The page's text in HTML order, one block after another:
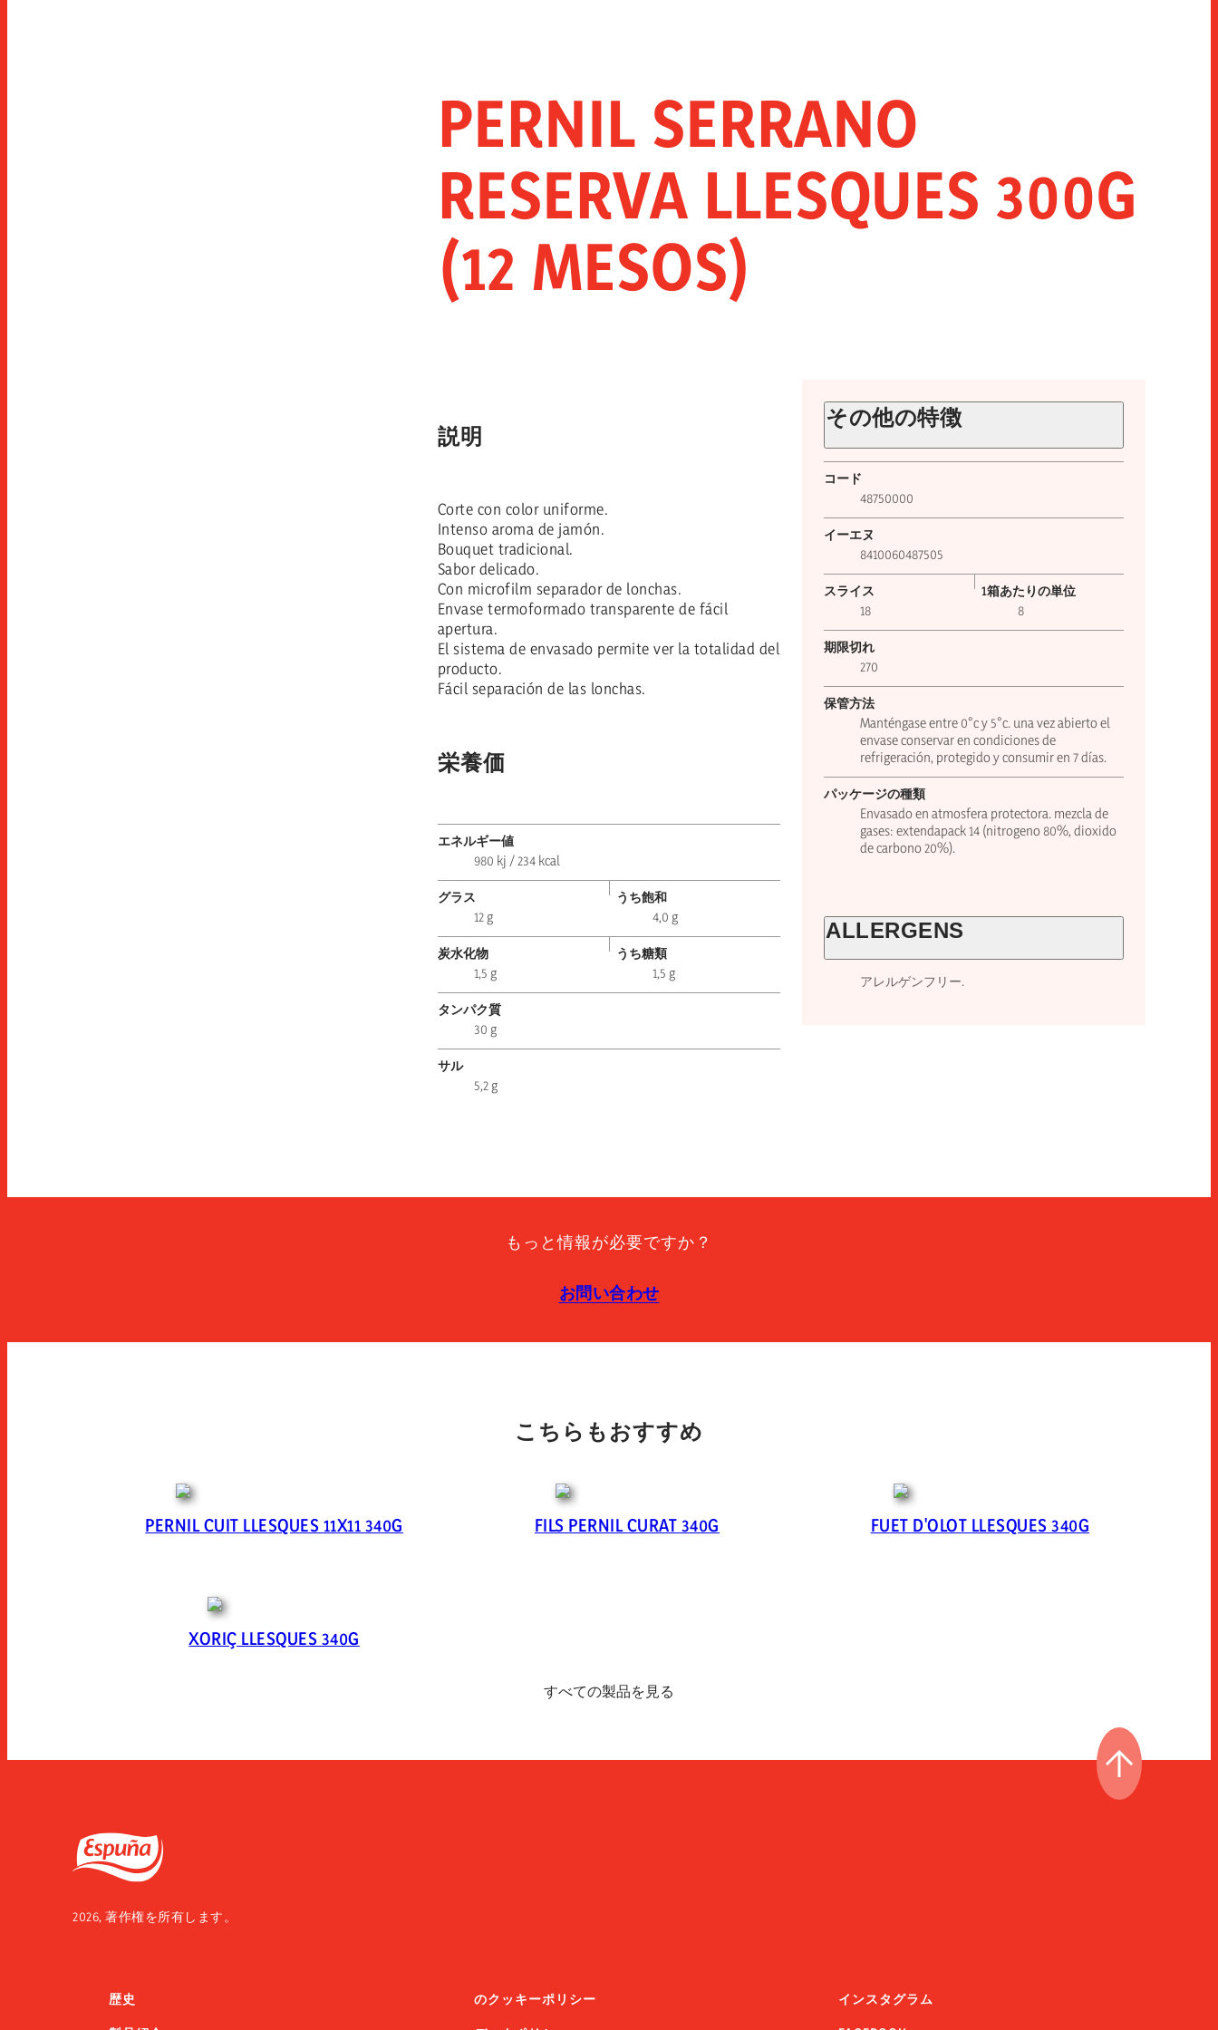
PERNIL SERRANO
RESERVA LLESQUES 300G
(12 MESOS)
説明
Corte con color uniforme.
Intenso aroma de jamón.
Bouquet tradicional.
Sabor delicado.
Con microfilm separador de lonchas.
Envase termoformado transparente de fácil
apertura.
El sistema de envasado permite ver la totalidad del
producto.
Fácil separación de las lonchas.
栄養価
エネルギー値
980 kj / 234 kcal
グラス
12 g
うち飽和
4,0 g
炭水化物
1,5 g
うち糖類
1,5 g
タンパク質
30 g
サル
5,2 g
その他の特徴
コード
48750000
イーエヌ
8410060487505
スライス
18
1箱あたりの単位
8
期限切れ
270
保管方法
Manténgase entre 0°c y 5°c. una vez abierto el
envase conservar en condiciones de
refrigeración, protegido y consumir en 7 días.
パッケージの種類
Envasado en atmosfera protectora. mezcla de
gases: extendapack 14 (nitrogeno 80%, dioxido
de carbono 20%).
ALLERGENS
アレルゲンフリー
もっと情報が必要ですか？
お問い合わせ
こちらもおすすめ
PERNIL CUIT LLESQUES 11X11 340G FILS PERNIL CURAT 340G FUET D'OLOT LLESQUES 340G
XORIÇ LLESQUES 340G
すべての製品を見る
Espuña
2026, 著作権を所有します。
歴史
のクッキーポリシー
インスタグラム
ページの先頭